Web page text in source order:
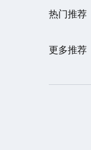
热门推荐
更多推荐